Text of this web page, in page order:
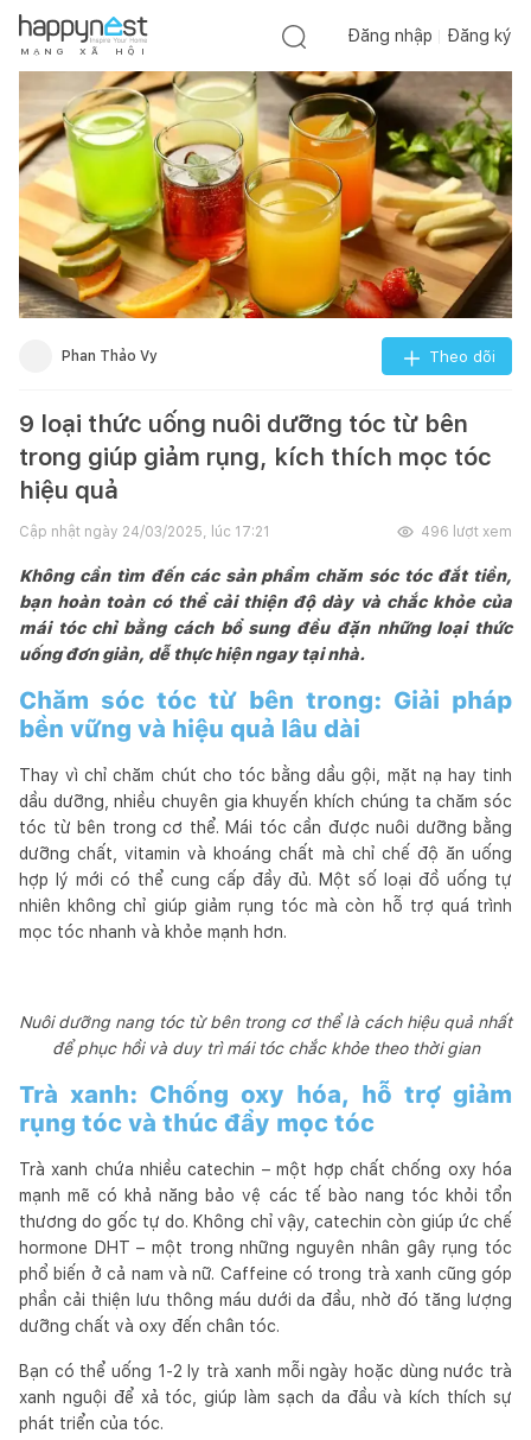
M Ạ N G X Ã H Ộ I
Đăng nhập Đăng ký
Phan Thảo Vy Theo dõi
9 loại thức uống nuôi dưỡng tóc từ bên
trong giúp giảm rụng, kích thích mọc tóc
hiệu quả
Cập nhật ngày 24/03/2025, lúc 17:21 496 lượt xem
Không cần tìm đến các sản phẩm chăm sóc tóc đắt tiền,
bạn hoàn toàn có thể cải thiện độ dày và chắc khỏe của
mái tóc chỉ bằng cách bổ sung đều đặn những loại thức
uống đơn giản, dễ thực hiện ngay tại nhà.
Chăm sóc tóc từ bên trong: Giải pháp
bền vững và hiệu quả lâu dài
Thay vì chỉ chăm chút cho tóc bằng dầu gội, mặt nạ hay tinh
dầu dưỡng, nhiều chuyên gia khuyến khích chúng ta chăm sóc
tóc từ bên trong cơ thể. Mái tóc cần được nuôi dưỡng bằng
dưỡng chất, vitamin và khoáng chất mà chỉ chế độ ăn uống
hợp lý mới có thể cung cấp đầy đủ. Một số loại đồ uống tự
nhiên không chỉ giúp giảm rụng tóc mà còn hỗ trợ quá trình
mọc tóc nhanh và khỏe mạnh hơn.
Nuôi dưỡng nang tóc từ bên trong cơ thể là cách hiệu quả nhất
để phục hồi và duy trì mái tóc chắc khỏe theo thời gian
Trà xanh: Chống oxy hóa, hỗ trợ giảm
rụng tóc và thúc đẩy mọc tóc
Trà xanh chứa nhiều catechin – một hợp chất chống oxy hóa
mạnh mẽ có khả năng bảo vệ các tế bào nang tóc khỏi tổn
thương do gốc tự do. Không chỉ vậy, catechin còn giúp ức chế
hormone DHT – một trong những nguyên nhân gây rụng tóc
phổ biến ở cả nam và nữ. Caffeine có trong trà xanh cũng góp
phần cải thiện lưu thông máu dưới da đầu, nhờ đó tăng lượng
dưỡng chất và oxy đến chân tóc.
Bạn có thể uống 1-2 ly trà xanh mỗi ngày hoặc dùng nước trà
xanh nguội để xả tóc, giúp làm sạch da đầu và kích thích sự
phát triển của tóc.